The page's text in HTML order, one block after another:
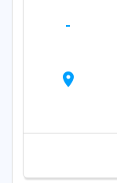
-
location_on